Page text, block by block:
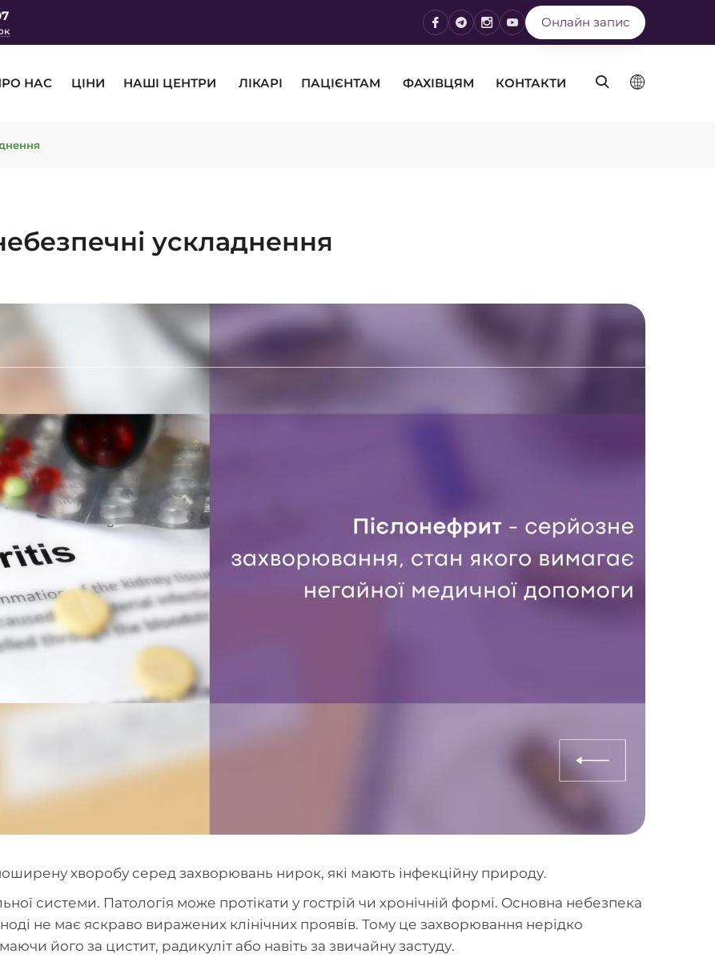
Онлайн запис
НАС ЦІНИ НАШІ ЦЕНТРИ ЛІКАРІ ПАЦІЄНТАМ ФАХІВЦЯМ КОНТАКТИ
ускладнення
хворобу серед захворювань нирок, які мають інфекційну природу.
системи. Патологія може протікати у гострій чи хронічній формі. Основна небезпека
не має яскраво виражених клінічних проявів. Тому це захворювання нерідко
його за цистит, радикуліт або навіть за звичайну застуду.